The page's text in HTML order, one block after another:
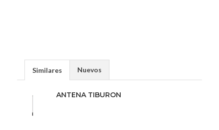
Similares Nuevos
ANTENA TIBURON